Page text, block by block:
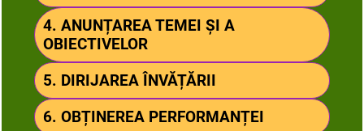
4. ANUNȚAREA TEMEI ȘI A
OBIECTIVELOR
5. DIRIJAREA ÎNVĂȚĂRII
6. OBȚINEREA PERFORMANȚEI